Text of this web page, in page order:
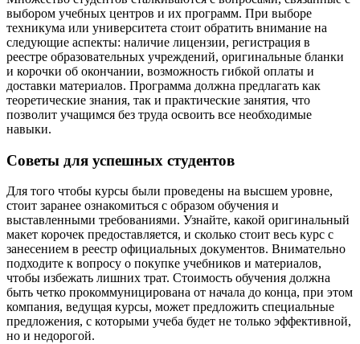
выбором учебных центров и их программ. При выборе
техникума или университета стоит обратить внимание на
следующие аспекты: наличие лицензии, регистрация в
реестре образовательных учреждений, оригинальные бланки
и корочки об окончании, возможность гибкой оплаты и
доставки материалов. Программа должна предлагать как
теоретические знания, так и практические занятия, что
позволит учащимся без труда освоить все необходимые
навыки.
Советы для успешных студентов
Для того чтобы курсы были проведены на высшем уровне,
стоит заранее ознакомиться с образом обучения и
выставленными требованиями. Узнайте, какой оригинальный
макет корочек предоставляется, и сколько стоит весь курс с
занесением в реестр официальных документов. Внимательно
подходите к вопросу о покупке учебников и материалов,
чтобы избежать лишних трат. Стоимость обучения должна
быть четко прокоммуницирована от начала до конца, при этом
компания, ведущая курсы, может предложить специальные
предложения, с которыми учеба будет не только эффективной,
но и недорогой.